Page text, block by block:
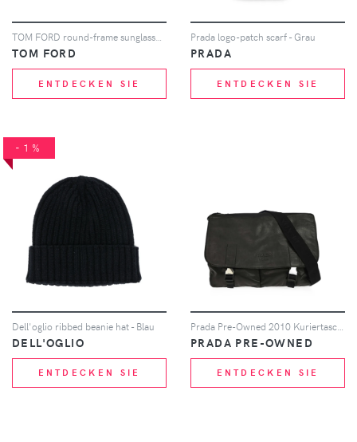
TOM FORD round-frame sunglasses - Braun
TOM FORD
ENTDECKEN SIE
Prada logo-patch scarf - Grau
PRADA
ENTDECKEN SIE
-1%
Dell'oglio ribbed beanie hat - Blau
DELL'OGLIO
ENTDECKEN SIE
PRADA PRE-OWNED
ENTDECKEN SIE